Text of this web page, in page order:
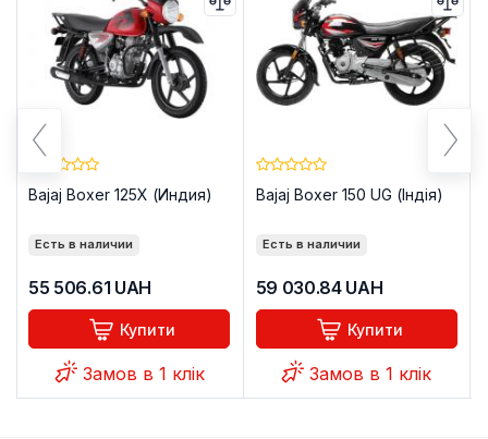
Bajaj Boxer 125X (Индия)
Есть в наличии
55 506.61 UAH
Купити
Замов в 1 клік
Bajaj Boxer 150 UG (Індія)
Есть в наличии
59 030.84UAH
Купити
Замов в 1 клік